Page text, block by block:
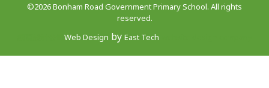
©2026 Bonham Road Government Primary School. All rights
reserved.
Web Design by East Tech